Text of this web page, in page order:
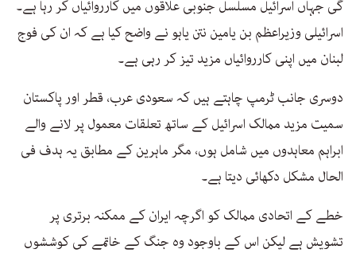
گی جہاں اسرائیل مسلسل جنوبی علاقوں میں کارروائیاں کر رہا ہے۔
اسرائیلی وزیراعظم بن یامین نتن یاہو نے واضح کیا ہے کہ ان کی فوج
لبنان میں اپنی کارروائیاں مزید تیز کر رہی ہے۔
دوسری جانب ٹرمپ چاہتے ہیں کہ سعودی عرب، قطر اور پاکستان
سمیت مزید ممالک اسرائیل کے ساتھ تعلقات معمول پر لانے والے
ابراہم معاہدوں میں شامل ہوں، مگر ماہرین کے مطابق یہ ہدف فی
الحال مشکل دکھائی دیتا ہے۔
خطے کے اتحادی ممالک کو اگرچہ ایران کے ممکنہ برتری پر
تشویش ہے لیکن اس کے باوجود وہ جنگ کے خاتمے کی کوششوں